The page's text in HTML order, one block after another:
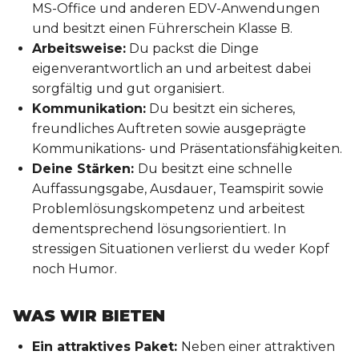
MS-Office und anderen EDV-Anwendungen
und besitzt einen Führerschein Klasse B.
Arbeitsweise: Du packst die Dinge
eigenverantwortlich an und arbeitest dabei
sorgfältig und gut organisiert.
Kommunikation: Du besitzt ein sicheres,
freundliches Auftreten sowie ausgeprägte
Kommunikations- und Präsentationsfähigkeiten.
Deine Stärken: Du besitzt eine schnelle
Auffassungsgabe, Ausdauer, Teamspirit sowie
Problemlösungskompetenz und arbeitest
dementsprechend lösungsorientiert. In
stressigen Situationen verlierst du weder Kopf
noch Humor.
WAS WIR BIETEN
Ein attraktives Paket: Neben einer attraktiven